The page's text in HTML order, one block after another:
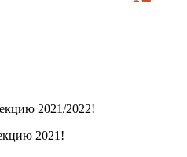
2021/2022!
2021!